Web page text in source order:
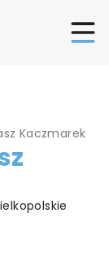
Kaczmarek